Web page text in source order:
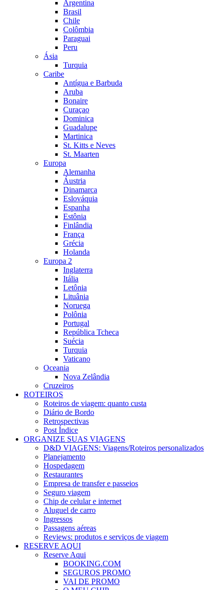
Argentina
Brasil
Chile
Colômbia
Paraguai
Peru
Ásia
Turquia
Caribe
Antígua e Barbuda
Aruba
Bonaire
Curaçao
Dominica
Guadalupe
Martinica
St. Kitts e Neves
St. Maarten
Europa
Alemanha
Áustria
Dinamarca
Eslováquia
Espanha
Estônia
Finlândia
França
Grécia
Holanda
Europa 2
Inglaterra
Itália
Letônia
Lituânia
Noruega
Polônia
Portugal
República Tcheca
Suécia
Turquia
Vaticano
Oceania
Nova Zelândia
Cruzeiros
ROTEIROS
Roteiros de viagem: quanto custa
Diário de Bordo
Retrospectivas
Post Índice
ORGANIZE SUAS VIAGENS
D&D VIAGENS: Viagens/Roteiros personalizados
Planejamento
Hospedagem
Restaurantes
Empresa de transfer e passeios
Seguro viagem
Chip de celular e internet
Aluguel de carro
Ingressos
Passagens aéreas
Reviews: produtos e serviços de viagem
RESERVE AQUI
Reserve Aqui
BOOKING.COM
SEGUROS PROMO
VAI DE PROMO